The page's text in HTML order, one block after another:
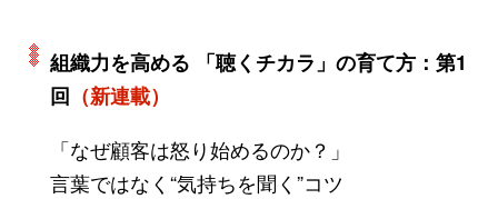
組織力を高める 「聴くチカラ」の育て方：第1
回 （新連載）
「なぜ顧客は怒り始めるのか？」
言葉ではなく“気持ちを聞く”コツ